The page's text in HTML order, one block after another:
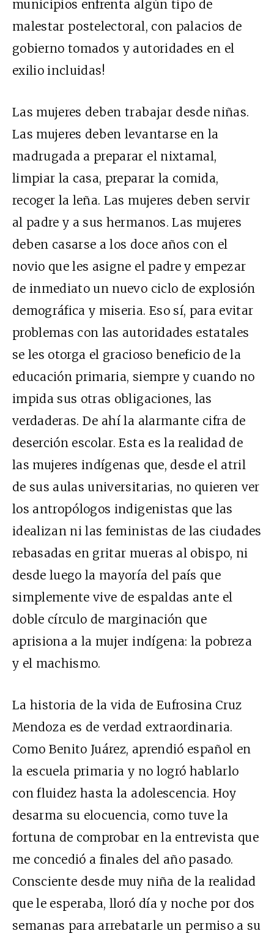
municipios enfrenta algún tipo de
malestar postelectoral, con palacios de
gobierno tomados y autoridades en el
exilio incluidas!
Las mujeres deben trabajar desde niñas.
Las mujeres deben levantarse en la
madrugada a preparar el nixtamal,
limpiar la casa, preparar la comida,
recoger la leña. Las mujeres deben servir
al padre y a sus hermanos. Las mujeres
deben casarse a los doce años con el
novio que les asigne el padre y empezar
de inmediato un nuevo ciclo de explosión
demográfica y miseria. Eso sí, para evitar
problemas con las autoridades estatales
se les otorga el gracioso beneficio de la
educación primaria, siempre y cuando no
impida sus otras obligaciones, las
verdaderas. De ahí la alarmante cifra de
deserción escolar. Esta es la realidad de
las mujeres indígenas que, desde el atril
de sus aulas universitarias, no quieren ver
los antropólogos indigenistas que las
idealizan ni las feministas de las ciudades
rebasadas en gritar mueras al obispo, ni
desde luego la mayoría del país que
simplemente vive de espaldas ante el
doble círculo de marginación que
aprisiona a la mujer indígena: la pobreza
y el machismo.
La historia de la vida de Eufrosina Cruz
Mendoza es de verdad extraordinaria.
Como Benito Juárez, aprendió español en
la escuela primaria y no logró hablarlo
con fluidez hasta la adolescencia. Hoy
desarma su elocuencia, como tuve la
fortuna de comprobar en la entrevista que
me concedió a finales del año pasado.
Consciente desde muy niña de la realidad
que le esperaba, lloró día y noche por dos
semanas para arrebatarle un permiso a su